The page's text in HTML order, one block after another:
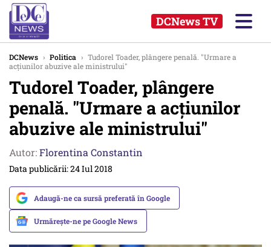
DCNews TV
DCNews › Politica › Tudorel Toader, plângere penală. "Urmare a
acţiunilor abuzive ale ministrului"
Tudorel Toader, plângere
penală. "Urmare a acţiunilor
abuzive ale ministrului"
Autor:Florentina Constantin
Data publicării: 24 Iul 2018
Adaugă-ne ca sursă preferată în Google
Urmărește-ne pe Google News